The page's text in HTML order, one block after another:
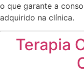
o que garante a
adquirido na clínica.
Terapia